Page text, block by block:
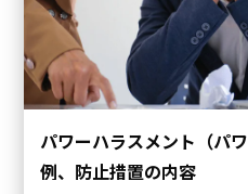
パワーハラスメント（パ
例、防止措置の内容